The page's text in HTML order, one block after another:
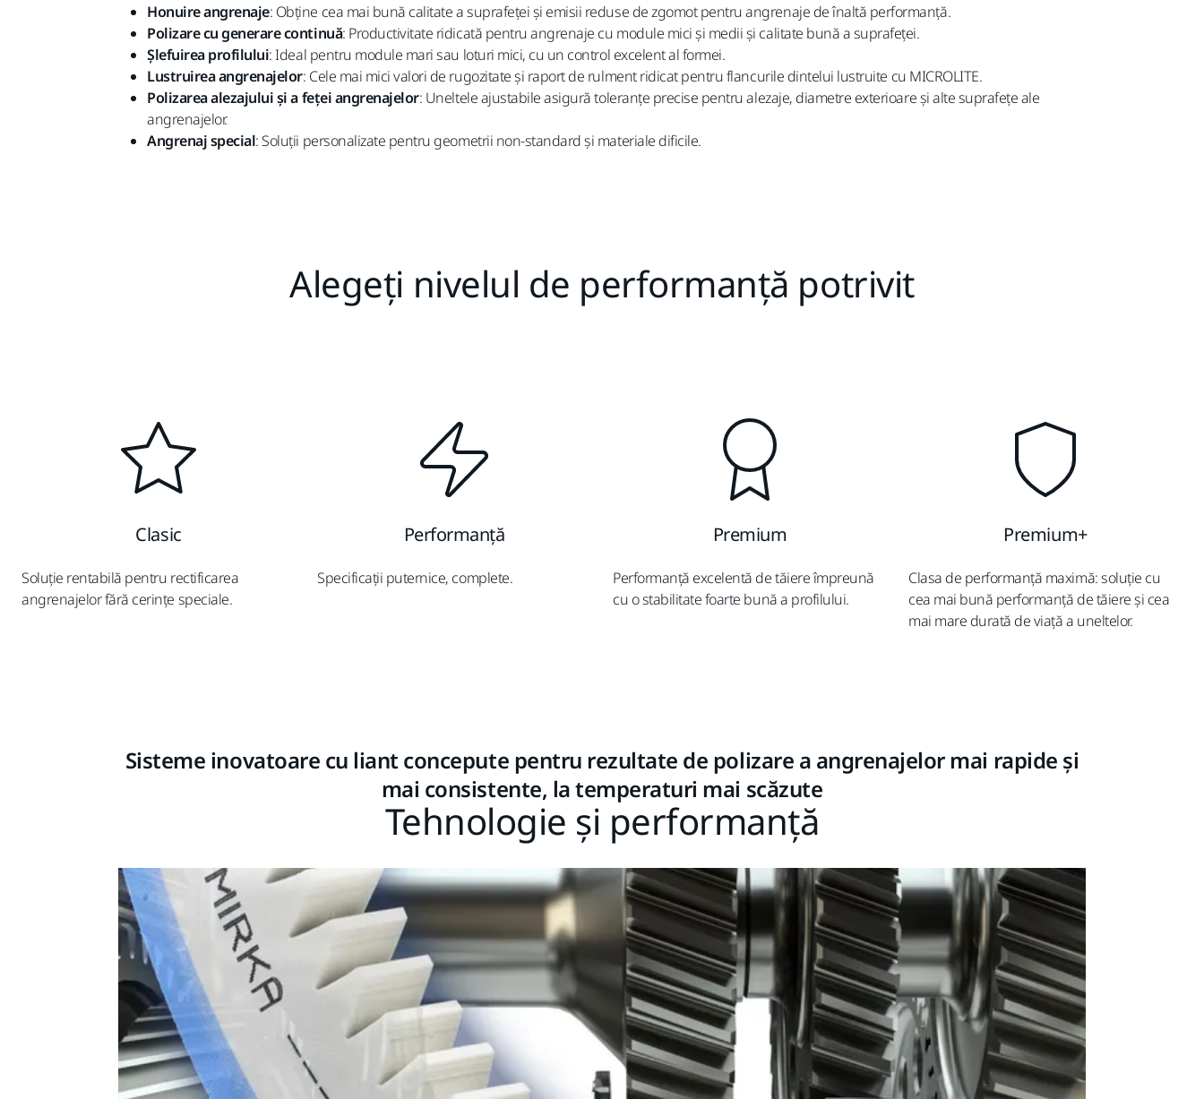
Honuire angrenaje: Obține cea mai bună calitate a suprafeței și emisii reduse de zgomot pentru angrenaje de înaltă performanță.
Polizare cu generare continuă: Productivitate ridicată pentru angrenaje cu module mici și medii și calitate bună a suprafeței.
Șlefuirea profilului: Ideal pentru module mari sau loturi mici, cu un control excelent al formei.
Lustruirea angrenajelor: Cele mai mici valori de rugozitate și raport de rulment ridicat pentru flancurile dintelui lustruite cu MICROLITE.
Polizarea alezajului și a feței angrenajelor: Uneltele ajustabile asigură toleranțe precise pentru alezaje, diametre exterioare și alte suprafețe ale
angrenajelor.
Angrenaj special: Soluții personalizate pentru geometrii non-standard și materiale dificile.
Alegeți nivelul de performanță potrivit
Clasic
Soluție rentabilă pentru rectificarea
angrenajelor fără cerințe speciale.
Performanţă
Specificații puternice, complete.
Premium
Performanță excelentă de tăiere împreună
cu o stabilitate foarte bună a profilului.
Premium+
Clasa de performanță maximă: soluție cu
cea mai bună performanță de tăiere și cea
mai mare durată de viață a uneltelor.
Sisteme inovatoare cu liant concepute pentru rezultate de polizare a angrenajelor mai rapide și
mai consistente, la temperaturi mai scăzute
Tehnologie și performanță